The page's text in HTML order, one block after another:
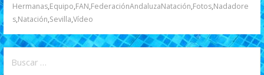
k p r
Hermanas,Equipo,FAN,FederaciónAndaluzaNatación,Fotos,Nadadore
s,Natación,Sevilla,Vídeo
Buscar: